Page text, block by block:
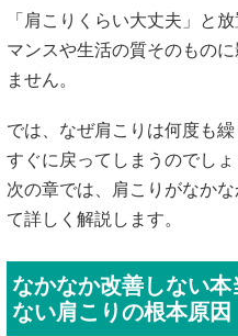
「肩こりくらい大丈夫」と
マンスや生活の質そのもの
ません。
では、なぜ肩こりは何度も
すぐに戻ってしまうのでしょ
次の章では、肩こりがなか
て詳しく解説します。
なかなか改善しない
ない肩こりの根本原因